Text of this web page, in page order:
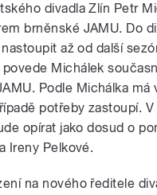
divadla Zlín Petr
brněnské JAMU. Do
až od další
Michálek
Podle Michálka má
potřeby zastoupí.
opírat jako dosud o
Ireny Pelkové.
na nového ředitele